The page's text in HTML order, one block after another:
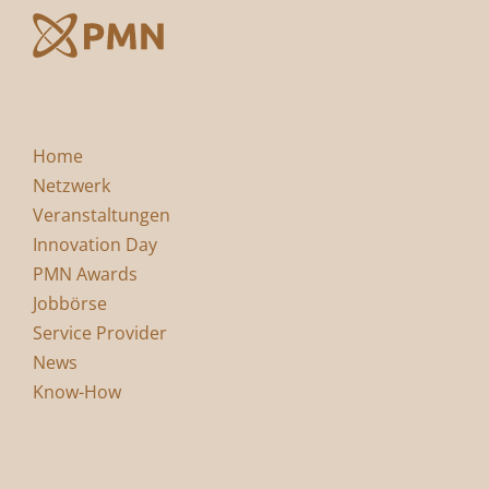
Home
Netzwerk
Veranstaltungen
Innovation Day
PMN Awards
Jobbörse
Service Provider
News
Know-How